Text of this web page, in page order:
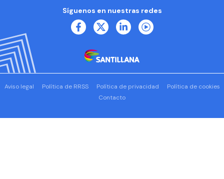
Síguenos en nuestras redes
Aviso legal Política de RRSS Política de privacidad
Política de cookies
Contacto